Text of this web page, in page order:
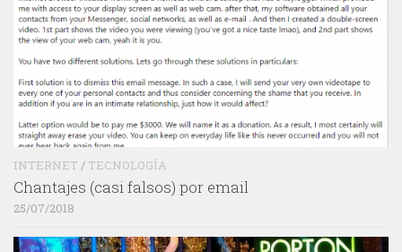
INTERNET / TECNOLOGÍA
Chantajes (casi falsos) por email
25/07/2018